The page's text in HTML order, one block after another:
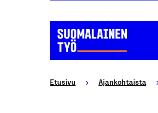
Etusivu Ajankohtaista